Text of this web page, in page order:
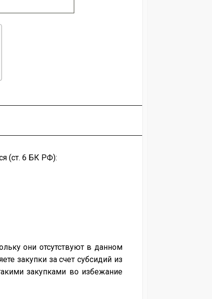
(ст. 6 БК РФ):
они отсутствуют в данном
закупки за счет субсидий из
закупками во избежание